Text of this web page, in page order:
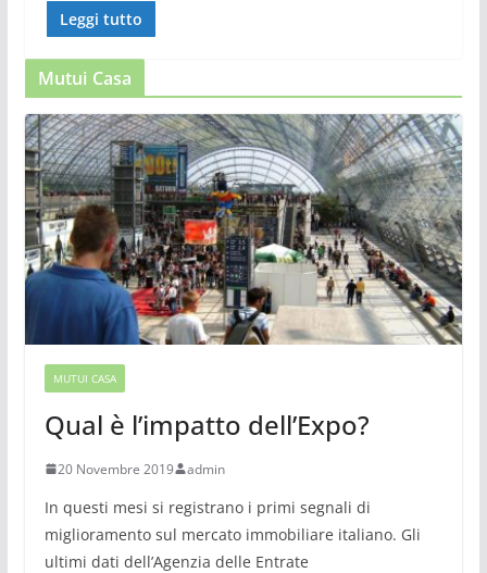
Leggi tutto
Mutui Casa
MUTUI CASA
Qual è l’impatto dell’Expo?
20 Novembre 2019 admin
In questi mesi si registrano i primi segnali di
miglioramento sul mercato immobiliare italiano. Gli
ultimi dati dell’Agenzia delle Entrate